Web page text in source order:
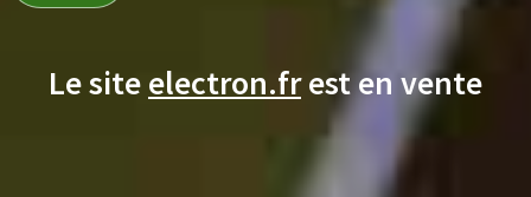
Le siteelectron.frest en vente